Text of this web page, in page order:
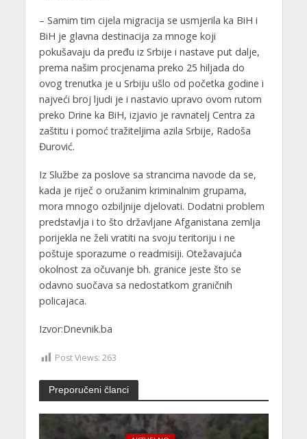
– Samim tim cijela migracija se usmjerila ka BiH i
BiH je glavna destinacija za mnoge koji
pokušavaju da pređu iz Srbije i nastave put dalje,
prema našim procjenama preko 25 hiljada do
ovog trenutka je u Srbiju ušlo od početka godine i
najveći broj ljudi je i nastavio upravo ovom rutom
preko Drine ka BiH, izjavio je ravnatelj Centra za
zaštitu i pomoć tražiteljima azila Srbije, Radoša
Đurović.
Iz Službe za poslove sa strancima navode da se,
kada je riječ o oružanim kriminalnim grupama,
mora mnogo ozbiljnije djelovati. Dodatni problem
predstavlja i to što državljane Afganistana zemlja
porijekla ne želi vratiti na svoju teritoriju i ne
poštuje sporazume o readmisiji. Otežavajuća
okolnost za očuvanje bh. granice jeste što se
odavno suočava sa nedostatkom graničnih
policajaca.
Izvor:Dnevnik.ba
Post Views: 263
Preporučeni članci